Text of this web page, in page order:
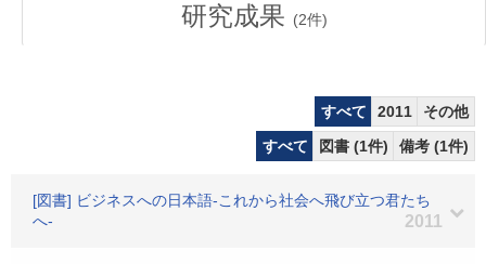
研究成果 (2件)
すべて 2011
その他
すべて
図書 (1件) 備考 (1件)
[図書] ビジネスへの日本語-これから社会へ飛び立つ君たち
へ-
2011